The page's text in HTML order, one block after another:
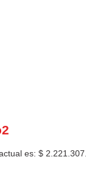
es: $ 2.221.307.